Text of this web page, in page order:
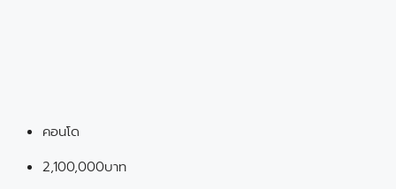
คอนโด
2,100,000บาท